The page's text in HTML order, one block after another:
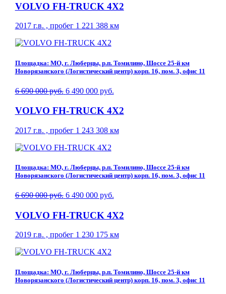
VOLVO FH-TRUCK 4X2
2017 г.в. , пробег 1 221 388 км
Площадка: МО, г. Люберцы, р.п. Томилино, Шоссе 25-й км
Новорязанского (Логистический центр) корп. 16, пом. 3, офис 11
6 690 000 руб. 6 490 000 руб.
VOLVO FH-TRUCK 4X2
2017 г.в. , пробег 1 243 308 км
Площадка: МО, г. Люберцы, р.п. Томилино, Шоссе 25-й км
Новорязанского (Логистический центр) корп. 16, пом. 3, офис 11
6 690 000 руб. 6 490 000 руб.
VOLVO FH-TRUCK 4X2
2019 г.в. , пробег 1 230 175 км
Площадка: МО, г. Люберцы, р.п. Томилино, Шоссе 25-й км
Новорязанского (Логистический центр) корп. 16, пом. 3, офис 11